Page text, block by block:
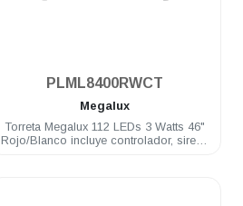
PLML8400RWCT
Megalux
Torreta Megalux 112 LEDs 3 Watts 46"
Rojo/Blanco incluye controlador, sirena